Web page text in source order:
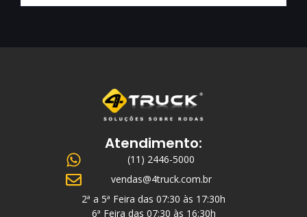
Atendimento:
(11) 2446-5000
vendas@4truck.com.br
2ª a 5ª Feira das 07:30 às 17:30h
6ª Feira das 07:30 às 16:30h